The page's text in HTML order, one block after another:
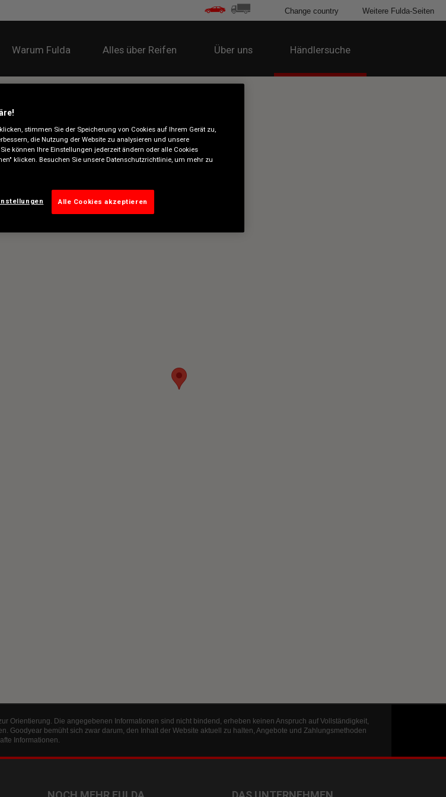
Warum Fulda Alles über Reifen Über uns Händlersuche
Change country Weitere Fulda-Seiten
Orientierung. Die angegebenen Informationen sind nicht bindend, erheben keinen Anspruch auf Vollständigkeit,
Goodyear bemüht sich zwar darum, den Inhalt der Website aktuell zu halten, Angebote und Zahlungsmethoden
Informationen.
stimmen Sie der Speicherung von Cookies auf Ihrem Gerät zu,
die Nutzung der Website zu analysieren und unsere
können Ihre Einstellungen jederzeit ändern oder alle Cookies
klicken. Besuchen Sie unsere Datenschutzrichtlinie, um mehr zu
Alle Cookies akzeptieren